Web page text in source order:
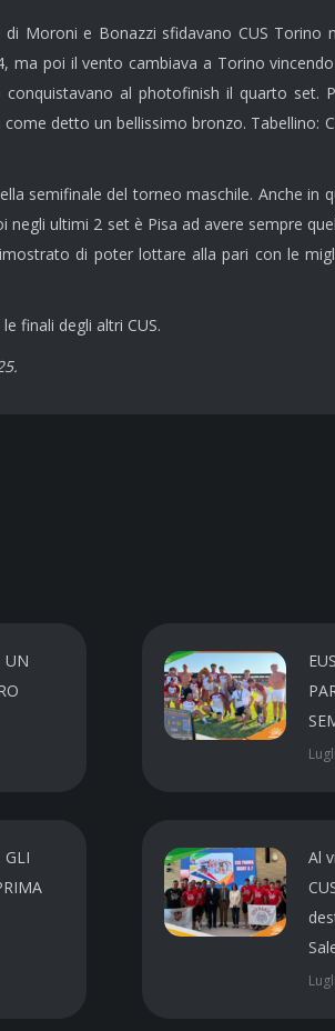
Moroni e Bonazzi sfidavano CUS Torino
poi il vento cambiava a Torino
al photofinish il quarto set.
detto un bellissimo bronzo. Tabellino:
semifinale del torneo maschile. Anche in
ultimi 2 set è Pisa ad avere sempre
di poter lottare alla pari con le
finali degli altri CUS.
UN
GLI
Al